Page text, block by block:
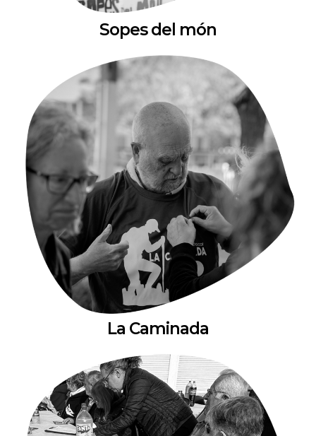
Sopes del món
La Caminada